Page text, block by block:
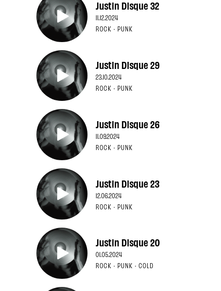
Justin Disque 32
11.12.2024
ROCK · PUNK
Justin Disque 29
23.10.2024
ROCK · PUNK
Justin Disque 26
11.09.2024
ROCK · PUNK
Justin Disque 23
12.06.2024
ROCK · PUNK
Justin Disque 20
01.05.2024
ROCK · PUNK · COLD